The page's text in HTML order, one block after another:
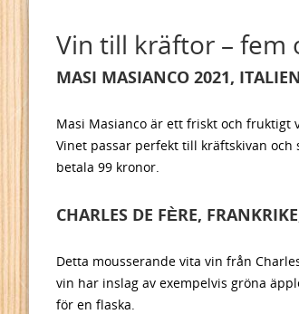
Vin till kräftor –
MASI MASIANCO 2021,
Masi Masianco är ett friskt och
Vinet passar perfekt till kräftskivan
betala 99 kronor.
CHARLES DE FÈRE,
Detta mousserande vita vin från
vin har inslag av exempelvis gröna
för en flaska.